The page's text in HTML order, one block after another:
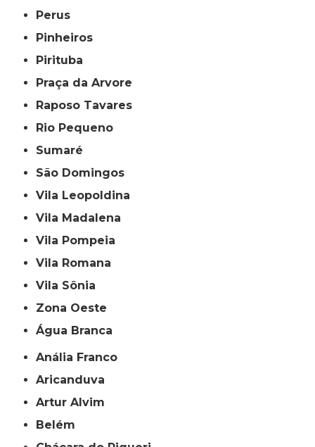
Perus
Pinheiros
Pirituba
Praça da Arvore
Raposo Tavares
Rio Pequeno
Sumaré
São Domingos
Vila Leopoldina
Vila Madalena
Vila Pompeia
Vila Romana
Vila Sônia
Zona Oeste
Água Branca
Anália Franco
Aricanduva
Artur Alvim
Belém